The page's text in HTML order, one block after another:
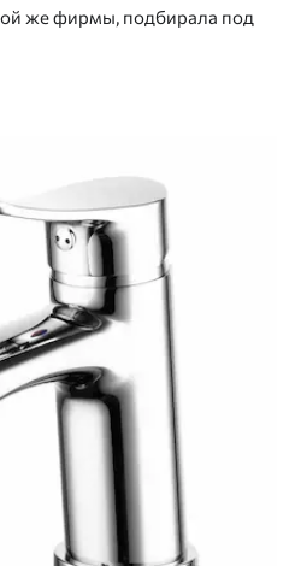
же фирмы, подбирала под